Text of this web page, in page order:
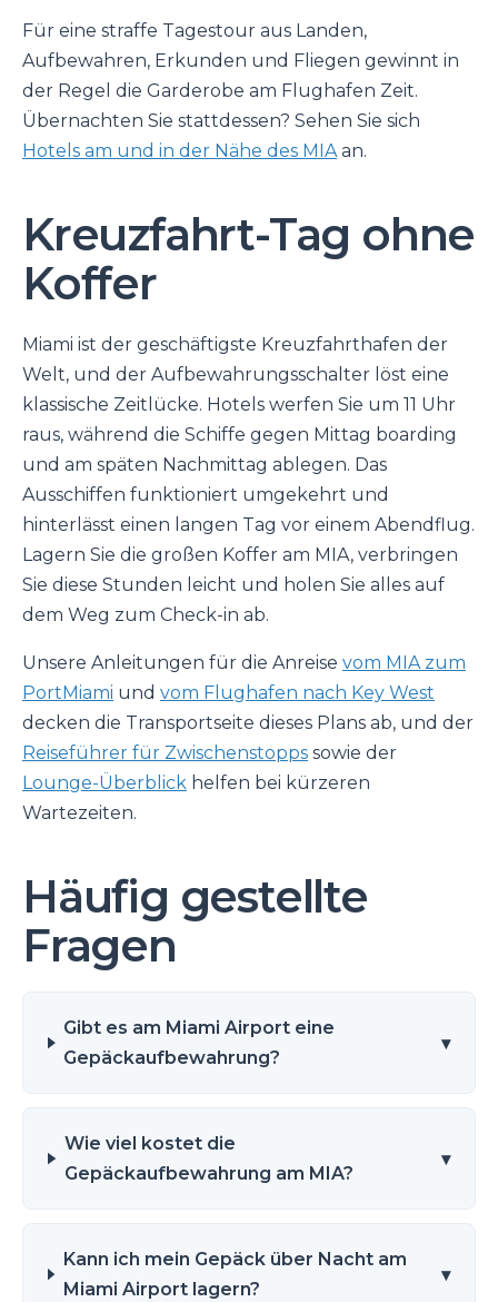
Für eine straffe Tagestour aus Landen,
Aufbewahren, Erkunden und Fliegen gewinnt in
der Regel die Garderobe am Flughafen Zeit.
Übernachten Sie stattdessen? Sehen Sie sich
Hotels am und in der Nähe des MIA an.
Kreuzfahrt-Tag ohne
Koffer
Miami ist der geschäftigste Kreuzfahrthafen der
Welt, und der Aufbewahrungsschalter löst eine
klassische Zeitlücke. Hotels werfen Sie um 11 Uhr
raus, während die Schiffe gegen Mittag boarding
und am späten Nachmittag ablegen. Das
Ausschiffen funktioniert umgekehrt und
hinterlässt einen langen Tag vor einem Abendflug.
Lagern Sie die großen Koffer am MIA, verbringen
Sie diese Stunden leicht und holen Sie alles auf
dem Weg zum Check-in ab.
Unsere Anleitungen für die Anreise vom MIA zum
PortMiami und vom Flughafen nach Key West
decken die Transportseite dieses Plans ab, und der
Reiseführer für Zwischenstopps sowie der
Lounge-Überblick helfen bei kürzeren
Wartezeiten.
Häufig gestellte
Fragen
Gibt es am Miami Airport eine
Gepäckaufbewahrung?
▾
Wie viel kostet die
Gepäckaufbewahrung am MIA?
▾
Kann ich mein Gepäck über Nacht am
Miami Airport lagern?
▾